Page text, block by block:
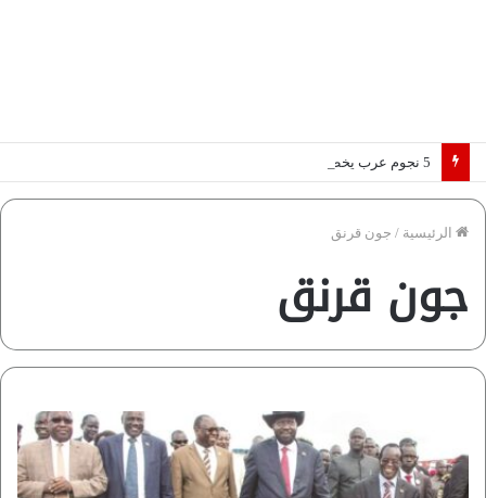
الرئيسية / جون قرنق
جون قرنق